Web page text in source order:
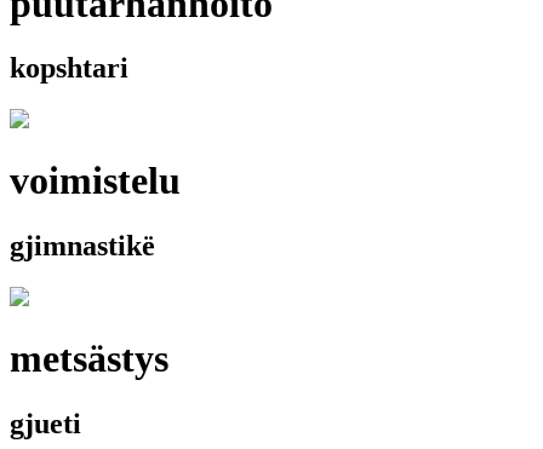
kopshtari
voimistelu
gjimnastikë
metsästys
gjueti